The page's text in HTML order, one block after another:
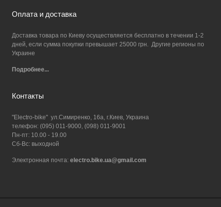
Оплата и доставка
Доставка товара по Киеву осуществляется бесплатно в течении 1-2
дней, если сумма покупки превышает 25000 грн. Другие регионы по
Украине
Подробнее...
Контакты
"Electro-bike" ул.Симиренко, 16а, г.Киев, Украина
телефон: (095) 011-9000, (098) 011-9001
Пн-пт: 10.00 - 19.00
Сб-Вс: выходной
Электронная почта: electro.bike.ua@gmail.com